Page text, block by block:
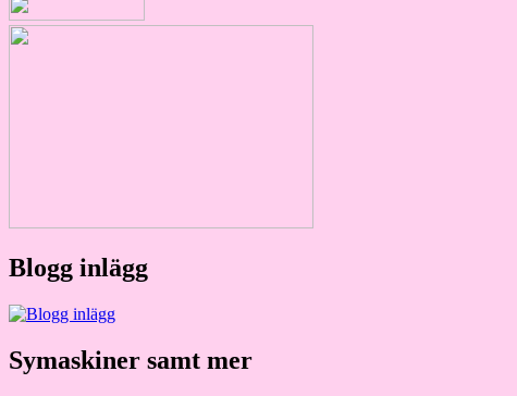
Blogg inlägg
Symaskiner samt mer